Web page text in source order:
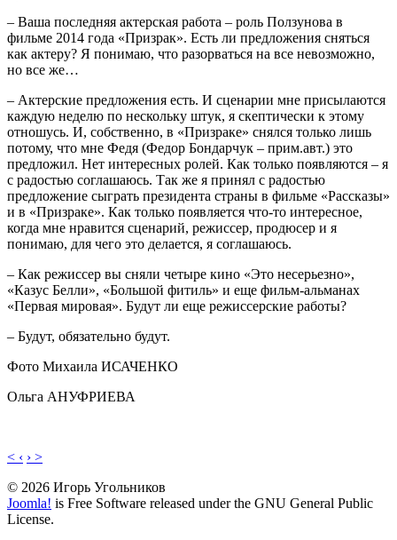
– Ваша последняя актерская работа – роль Ползунова в
фильме 2014 года «Призрак». Есть ли предложения сняться
как актеру? Я понимаю, что разорваться на все невозможно,
но все же…
– Актерские предложения есть. И сценарии мне присылаются
каждую неделю по нескольку штук, я скептически к этому
отношусь. И, собственно, в «Призраке» снялся только лишь
потому, что мне Федя (Федор Бондарчук – прим.авт.) это
предложил. Нет интересных ролей. Как только появляются – я
с радостью соглашаюсь. Так же я принял с радостью
предложение сыграть президента страны в фильме «Рассказы»
и в «Призраке». Как только появляется что-то интересное,
когда мне нравится сценарий, режиссер, продюсер и я
понимаю, для чего это делается, я соглашаюсь.
– Как режиссер вы сняли четыре кино «Это несерьезно»,
«Казус Белли», «Большой фитиль» и еще фильм-альманах
«Первая мировая». Будут ли еще режиссерские работы?
– Будут, обязательно будут.
Фото Михаила ИСАЧЕНКО
Ольга АНУФРИЕВА
< ‹ › >
© 2026 Игорь Угольников
Joomla! is Free Software released under the GNU General Public
License.